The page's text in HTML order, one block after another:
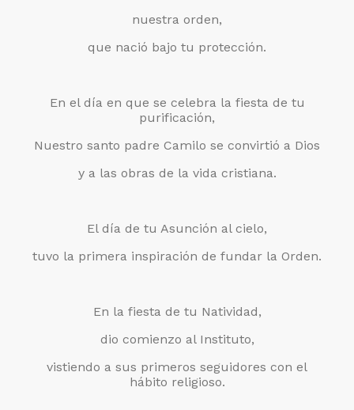
nuestra orden,
que nació bajo tu protección.
En el día en que se celebra la fiesta de tu
purificación,
Nuestro santo padre Camilo se convirtió a Dios
y a las obras de la vida cristiana.
El día de tu Asunción al cielo,
tuvo la primera inspiración de fundar la Orden.
En la fiesta de tu Natividad,
dio comienzo al Instituto,
vistiendo a sus primeros seguidores con el
hábito religioso.